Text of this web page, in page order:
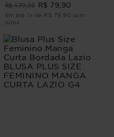
R$ 179,90 R$ 79,90
Em até 1x de R$ 79,90 sem
juros